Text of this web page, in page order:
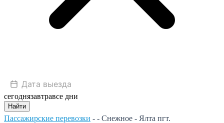
сегоднязавтравсе дни
Найти
Пассажирские перевозки - - Снежное - Ялта пгт.